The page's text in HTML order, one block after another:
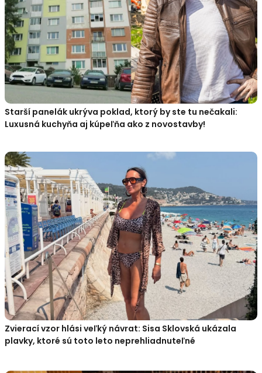
Starší panelák ukrýva poklad, ktorý by ste tu nečakali:
Luxusná kuchyňa aj kúpeľňa ako z novostavby!
Zvierací vzor hlási veľký návrat: Sisa Sklovská ukázala
plavky, ktoré sú toto leto neprehliadnuteľné